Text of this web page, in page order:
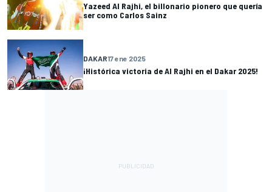
Yazeed Al Rajhi, el billonario pionero que quería
ser como Carlos Sainz
DAKAR17 ene 2025
¡Histórica victoria de Al Rajhi en el Dakar 2025!